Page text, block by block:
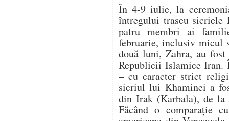
În 4-9 iulie, la
întregului traseu
patru membri ai
februarie, inclusiv micul
două luni, Zahra, au
Republicii Islamice Iran.
– cu caracter strict
sicriul lui Khaminei a
din Irak (Karbala), de
Făcând o comparație